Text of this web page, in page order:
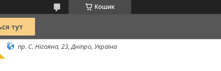
Кошик
пр. С. Нігояна, 23, Дніпро, Україна